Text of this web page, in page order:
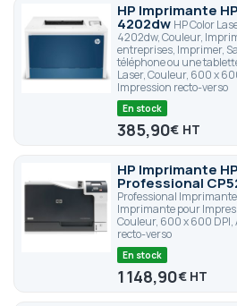
HP Imprimante
4202dw HP Color
4202dw, Couleur,
entreprises, Imprimer,
téléphone ou une
Laser, Couleur, 600 x
Impression recto-verso
En stock
385,90€
HP Imprimante
Professional
Professional
Imprimante pour
Couleur, 600 x 600
recto-verso
En stock
1 148,90€